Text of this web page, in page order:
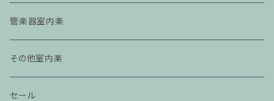
管楽器室内楽
その他室内楽
セール